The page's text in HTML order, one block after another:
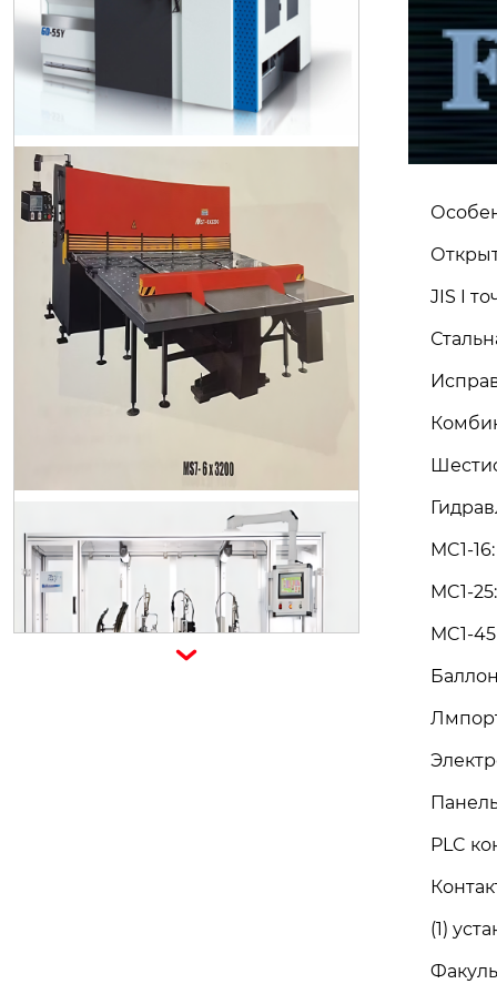
серийный качающийся сдвиг с Ч
ПУ MS7
FSQ04 Автоматическая машина д
ля сборки задней части сепарато
ра воды

JIS I
MC1-
MC1-
MC1-
PLC
(1)